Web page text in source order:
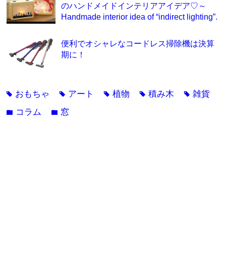
のハンドメイドインテリアアイデア♡～
Handmade interior idea of “indirect lighting”.
便利でオシャレなコードレス掃除機は決算
期に！
tag おもちゃ tag アート tag植物 tag積み木 tag雑貨
folder コラム folder 窓